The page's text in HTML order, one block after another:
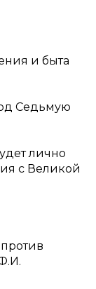
и быта
Седьмую
лично
с Великой